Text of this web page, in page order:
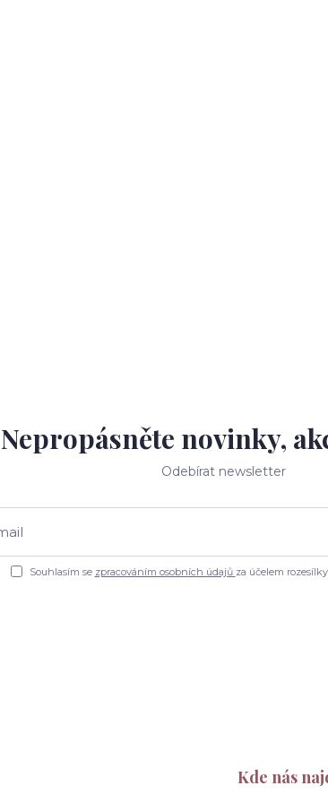
Nepropásněte novinky,
Odebírat newsletter
Souhlasím se zpracováním osobních údajů za účelem
Kde nás